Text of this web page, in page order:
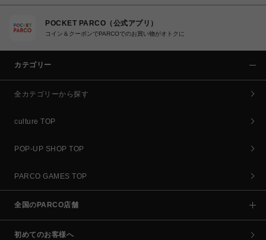
POCKET PARCO（公式アプリ）
コイン＆クーポンでPARCOでのお買い物がオトクに
カテゴリー
全カテゴリーから探す
culture TOP
POP-UP SHOP TOP
PARCO GAMES TOP
全国のPARCO店舗
初めてのお客様へ